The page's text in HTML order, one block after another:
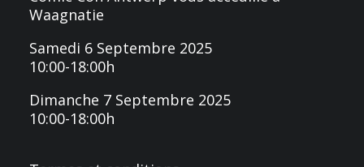
Waagnatie
Samedi 6 Septembre 2025
10:00-18:00h
Dimanche 7 Septembre 2025
10:00-18:00h